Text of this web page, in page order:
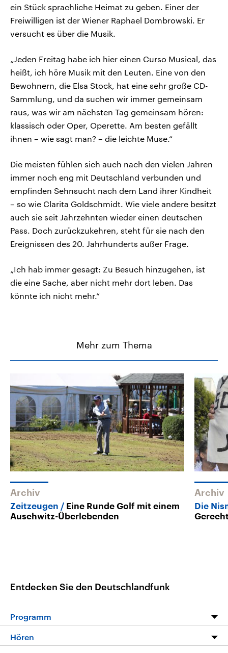
ein Stück sprachliche Heimat zu geben. Einer der
Freiwilligen ist der Wiener Raphael Dombrowski. Er
versucht es über die Musik.
„Jeden Freitag habe ich hier einen Curso Musical, das
heißt, ich höre Musik mit den Leuten. Eine von den
Bewohnern, die Elsa Stock, hat eine sehr große CD-
Sammlung, und da suchen wir immer gemeinsam
raus, was wir am nächsten Tag gemeinsam hören:
klassisch oder Oper, Operette. Am besten gefällt
ihnen – wie sagt man? – die leichte Muse.“
Die meisten fühlen sich auch nach den vielen Jahren
immer noch eng mit Deutschland verbunden und
empfinden Sehnsucht nach dem Land ihrer Kindheit
– so wie Clarita Goldschmidt. Wie viele andere besitzt
auch sie seit Jahrzehnten wieder einen deutschen
Pass. Doch zurückzukehren, steht für sie nach den
Ereignissen des 20. Jahrhunderts außer Frage.
„Ich hab immer gesagt: Zu Besuch hinzugehen, ist
die eine Sache, aber nicht mehr dort leben. Das
könnte ich nicht mehr.“
Mehr zum Thema
Archiv
Zeitzeugen
Eine Runde Golf mit einem
Auschwitz-Überlebenden
Archiv
Die
Entdecken Sie den Deutschlandfunk
Programm
Hören